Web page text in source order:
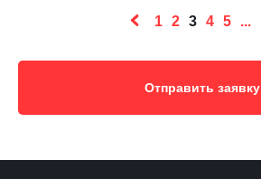
1 2 3 4 5 ...
Отправить заявку